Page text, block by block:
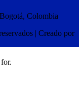
Colombia
| Creado por